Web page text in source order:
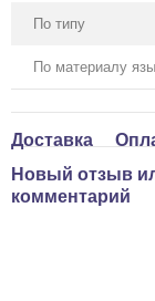
По типу
По материалу
Доставка
Новый отзыв
комментарий